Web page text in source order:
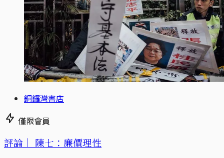
銅鑼灣書店
僅限會員
評論｜ 陳七：廉價理性